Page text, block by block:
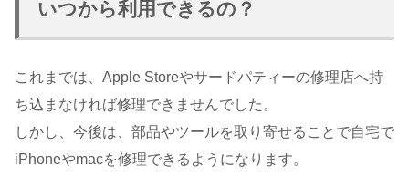
いつから利用できるの？
これまでは、Apple Storeやサードパティーの修理店へ持
ち込まなければ修理できませんでした。
しかし、今後は、部品やツールを取り寄せることで自宅で
iPhoneやmacを修理できるようになります。